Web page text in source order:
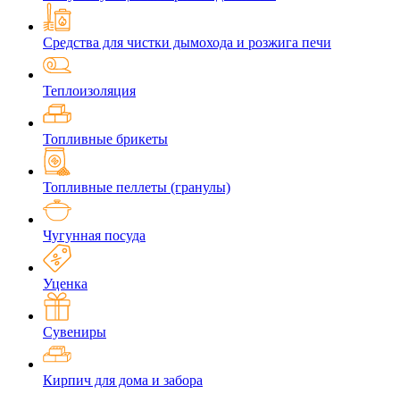
Средства для чистки дымохода и розжига печи
Теплоизоляция
Топливные брикеты
Топливные пеллеты (гранулы)
Чугунная посуда
Уценка
Сувениры
Кирпич для дома и забора